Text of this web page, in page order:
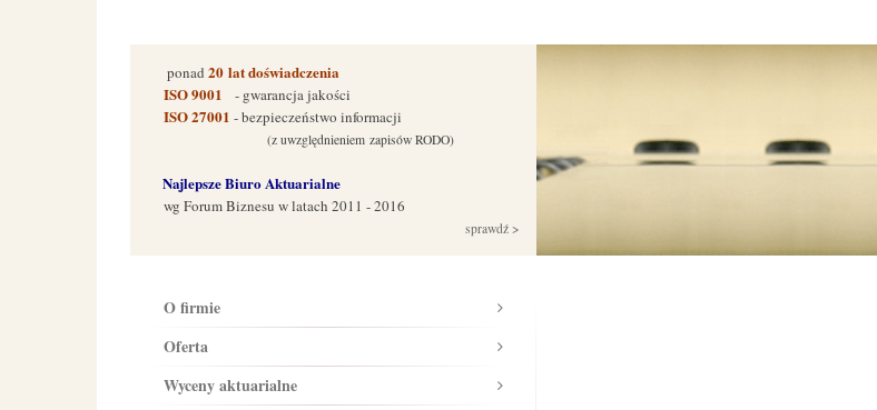
ponad 20 lat doświadczenia
ISO 9001 - gwarancja jakości
ISO 27001 - bezpieczeństwo informacji
(z uwzględnieniem zapisów RODO)
Najlepsze Biuro Aktuarialne
wg Forum Biznesu w latach 2011 - 2016
sprawdź >
O firmie
Oferta
Wyceny aktuarialne